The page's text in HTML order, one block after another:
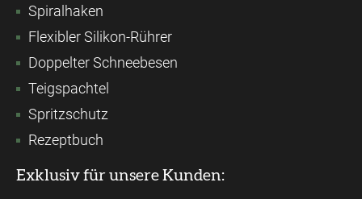
Spiralhaken
Flexibler Silikon-Rührer
Doppelter Schneebesen
Teigspachtel
Spritzschutz
Rezeptbuch
Exklusiv für unsere Kunden: